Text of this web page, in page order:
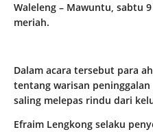
Waleleng – Mawuntu, sabtu
meriah.
Dalam acara tersebut para
tentang warisan
saling melepas rindu dari
Efraim Lengkong selaku